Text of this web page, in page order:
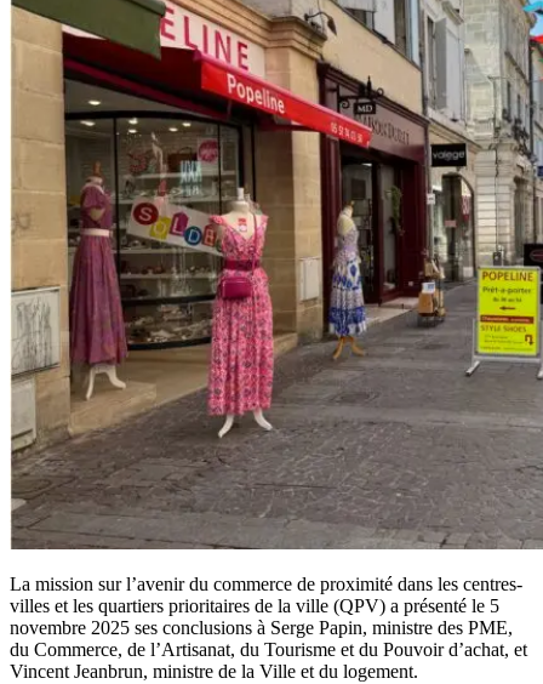
La mission sur l’avenir du commerce de proximité dans les centres-
villes et les quartiers prioritaires de la ville (QPV) a présenté le 5
novembre 2025 ses conclusions à Serge Papin, ministre des PME,
du Commerce, de l’Artisanat, du Tourisme et du Pouvoir d’achat, et
Vincent Jeanbrun, ministre de la Ville et du logement.